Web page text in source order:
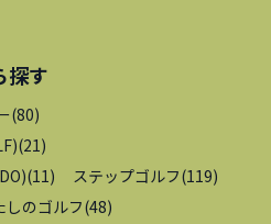
探す
(80)
(21 )
(11 ) ステップゴルフ(119)
しのゴルフ(48)